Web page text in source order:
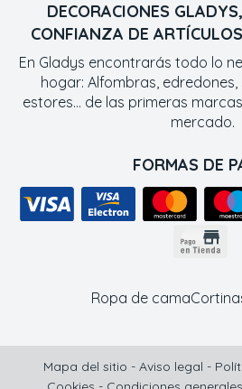
DECORACIONES
CONFIANZA DE
En Gladys encontrarás todo lo
hogar: Alfombras,
estores... de las primeras
mercado.
FORMAS DE
Ropa de cama
Mapa del sitio - Aviso legal -